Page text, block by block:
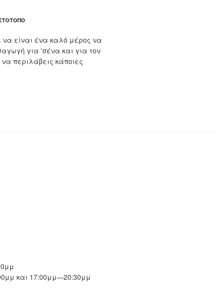
να είναι ένα καλό μέρος να
για 'σένα και για τον
να περιλάβεις κάποιες
και 17:00μμ—20:30μμ